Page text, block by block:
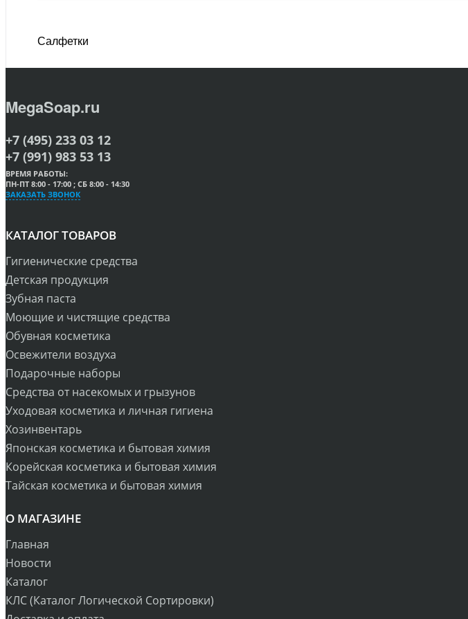
Салфетки
MegaSoap.ru
+7 (495) 233 03 12
+7 (991) 983 53 13
ВРЕМЯ РАБОТЫ:
ПН-ПТ 8:00 - 17:00 ; СБ 8:00 - 14:30
ЗАКАЗАТЬ ЗВОНОК
КАТАЛОГ ТОВАРОВ
Гигиенические средства
Детская продукция
Зубная паста
Моющие и чистящие средства
Обувная косметика
Освежители воздуха
Подарочные наборы
Средства от насекомых и грызунов
Уходовая косметика и личная гигиена
Хозинвентарь
Японская косметика и бытовая химия
Корейская косметика и бытовая химия
Тайская косметика и бытовая химия
О МАГАЗИНЕ
Главная
Новости
Каталог
КЛС (Каталог Логической Сортировки)